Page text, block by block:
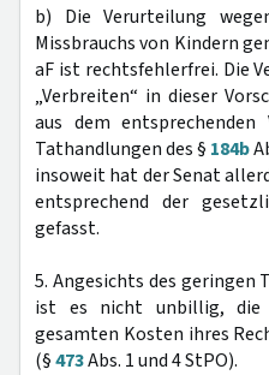
b) Die Verurteilung
Missbrauchs von Kindern
aF ist rechtsfehlerfrei. Die
„Verbreiten“ in dieser
aus dem
Tathandlungen des § 184b
insoweit hat der Senat
entsprechend der
gefasst.
5. Angesichts des geringen
ist es nicht unbillig, die
gesamten Kosten ihres
(§473Abs. 1 und 4 StPO).